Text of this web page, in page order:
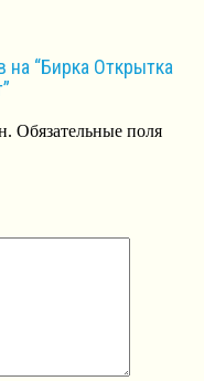
на “Бирка Открытка
Обязательные поля